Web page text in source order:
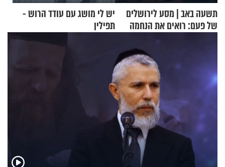
תשעה באב | מסע לירושלים
של פעם: רואים את הנחמה
יש לי מושג עם עודד הרוש -
תפילין